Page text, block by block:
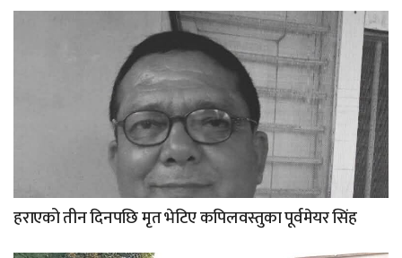
हराएको तीन दिनपछि मृत भेटिए कपिलवस्तुका पूर्वमेयर सिंह